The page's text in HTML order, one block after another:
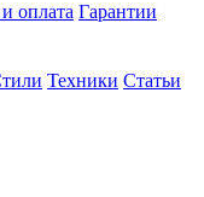
оплата Гарантии
Техники Статьи